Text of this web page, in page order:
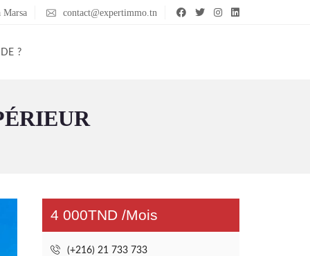
contact@expertimmo.tn
?
4 000TND /Mois
(+216) 21 733 733